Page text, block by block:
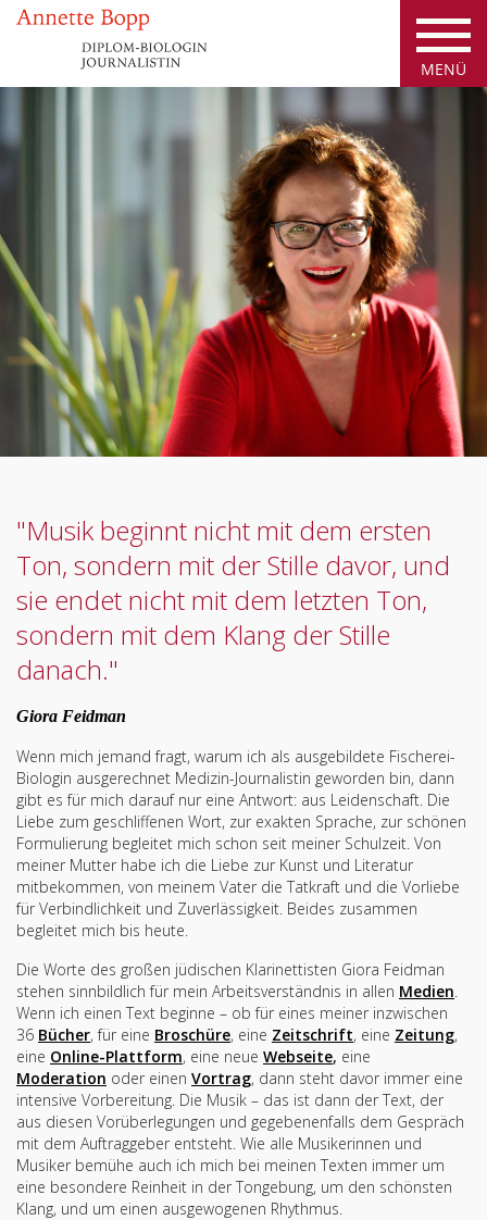
"Musik beginnt nicht mit dem ersten
Ton, sondern mit der Stille davor, und
sie endet nicht mit dem letzten Ton,
sondern mit dem Klang der Stille
danach."
Giora Feidman
Wenn mich jemand fragt, warum ich als ausgebildete Fischerei-
Biologin ausgerechnet Medizin-Journalistin geworden bin, dann
gibt es für mich darauf nur eine Antwort: aus Leidenschaft. Die
Liebe zum geschliffenen Wort, zur exakten Sprache, zur schönen
Formulierung begleitet mich schon seit meiner Schulzeit. Von
meiner Mutter habe ich die Liebe zur Kunst und Literatur
mitbekommen, von meinem Vater die Tatkraft und die Vorliebe
für Verbindlichkeit und Zuverlässigkeit. Beides zusammen
begleitet mich bis heute.
Die Worte des großen jüdischen Klarinettisten Giora Feidman
stehen sinnbildlich für mein Arbeitsverständnis in allen Medien.
Wenn ich einen Text beginne – ob für eines meiner inzwischen
36 Bücher, für eine Broschüre, eine Zeitschrift, eine Zeitung,
eine Online-Plattform, eine neue Webseite, eine
Moderation oder einen Vortrag, dann steht davor immer eine
intensive Vorbereitung. Die Musik – das ist dann der Text, der
aus diesen Vorüberlegungen und gegebenenfalls dem Gespräch
mit dem Auftraggeber entsteht. Wie alle Musikerinnen und
Musiker bemühe auch ich mich bei meinen Texten immer um
eine besondere Reinheit in der Tongebung, um den schönsten
Klang, und um einen ausgewogenen Rhythmus.